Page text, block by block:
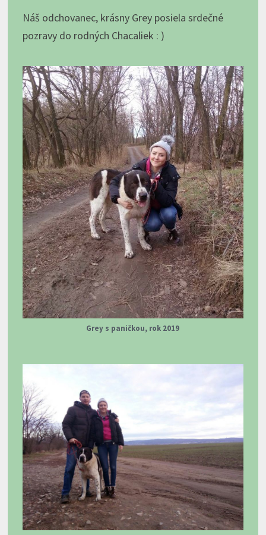
Náš odchovanec, krásny Grey posiela srdečné
pozravy do rodných Chacaliek : )
Grey s paničkou, rok 2019